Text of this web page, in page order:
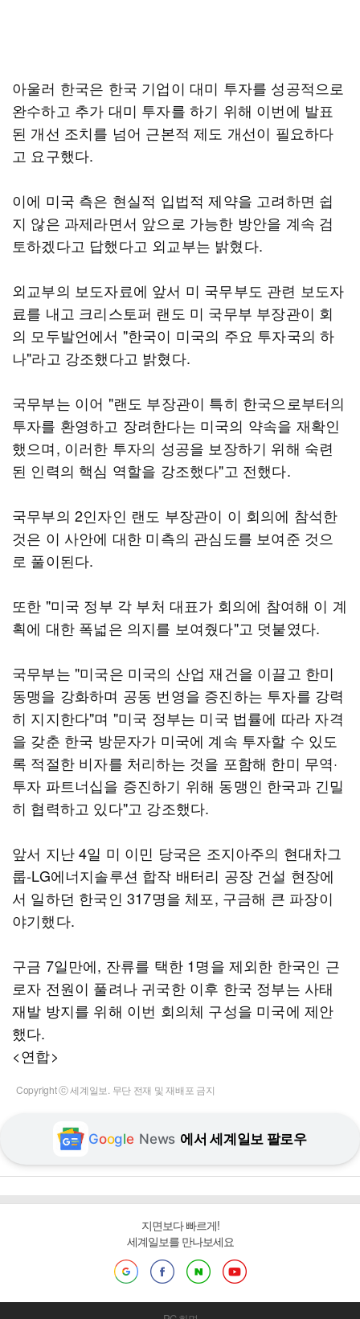
아울러 한국은 한국 기업이 대미 투자를 성공적으로
완수하고 추가 대미 투자를 하기 위해 이번에 발표
된 개선 조치를 넘어 근본적 제도 개선이 필요하다
고 요구했다.
이에 미국 측은 현실적 입법적 제약을 고려하면 쉽
지 않은 과제라면서 앞으로 가능한 방안을 계속 검
토하겠다고 답했다고 외교부는 밝혔다.
외교부의 보도자료에 앞서 미 국무부도 관련 보도자
료를 내고 크리스토퍼 랜도 미 국무부 부장관이 회
의 모두발언에서 "한국이 미국의 주요 투자국의 하
나"라고 강조했다고 밝혔다.
국무부는 이어 "랜도 부장관이 특히 한국으로부터의
투자를 환영하고 장려한다는 미국의 약속을 재확인
했으며, 이러한 투자의 성공을 보장하기 위해 숙련
된 인력의 핵심 역할을 강조했다"고 전했다.
국무부의 2인자인 랜도 부장관이 이 회의에 참석한
것은 이 사안에 대한 미측의 관심도를 보여준 것으
로 풀이된다.
또한 "미국 정부 각 부처 대표가 회의에 참여해 이 계
획에 대한 폭넓은 의지를 보여줬다"고 덧붙였다.
국무부는 "미국은 미국의 산업 재건을 이끌고 한미
동맹을 강화하며 공동 번영을 증진하는 투자를 강력
히 지지한다"며 "미국 정부는 미국 법률에 따라 자격
을 갖춘 한국 방문자가 미국에 계속 투자할 수 있도
록 적절한 비자를 처리하는 것을 포함해 한미 무역·
투자 파트너십을 증진하기 위해 동맹인 한국과 긴밀
히 협력하고 있다"고 강조했다.
앞서 지난 4일 미 이민 당국은 조지아주의 현대차그
룹-LG에너지솔루션 합작 배터리 공장 건설 현장에
서 일하던 한국인 317명을 체포, 구금해 큰 파장이
야기했다.
구금 7일만에, 잔류를 택한 1명을 제외한 한국인 근
로자 전원이 풀려나 귀국한 이후 한국 정부는 사태
재발 방지를 위해 이번 회의체 구성을 미국에 제안
했다.
<연합>
Copyright ⓒ 세계일보. 무단 전재 및 재배포 금지
Google News 에서 세계일보 팔로우
지면보다 빠르게!
세계일보를 만나보세요